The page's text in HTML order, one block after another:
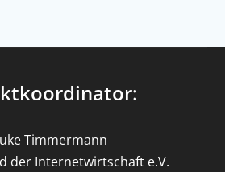
Timmermann
der Internetwirtschaft e.V.